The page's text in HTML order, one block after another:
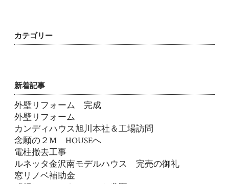
カテゴリー
新着記事
外壁リフォーム 完成
外壁リフォーム
カンディハウス旭川本社＆工場訪問
念願の２M HOUSEへ
電柱撤去工事
ルネッタ金沢南モデルハウス 完売の御礼
窓リノベ補助金